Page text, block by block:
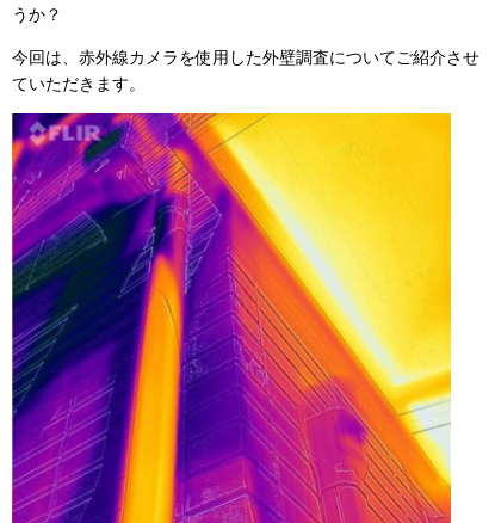
うか？
今回は、赤外線カメラを使用した外壁調査についてご紹介させ
ていただきます。